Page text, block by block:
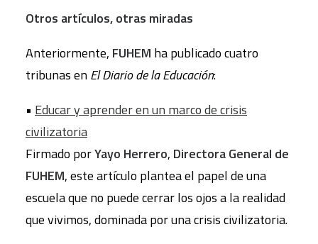
Otros artículos, otras miradas
Anteriormente, FUHEM ha publicado cuatro
tribunas enEl Diario de la Educación:
• Educar y aprender en un marco de crisis
civilizatoria
Firmado porYayo Herrero, Directora General de
FUHEM, este artículo plantea el papel de una
escuela que no puede cerrar los ojos a la realidad
que vivimos, dominada por una crisis civilizatoria.